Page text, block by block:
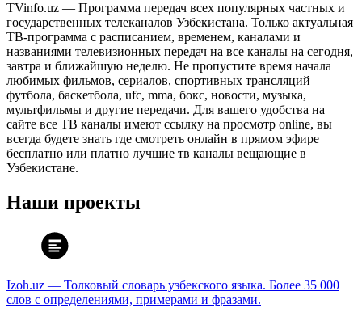
TVinfo.uz — Программа передач всех популярных частных и
государственных телеканалов Узбекистана. Только актуальная
ТВ-программа с расписанием, временем, каналами и
названиями телевизионных передач на все каналы на сегодня,
завтра и ближайшую неделю. Не пропустите время начала
любимых фильмов, сериалов, спортивных трансляций
футбола, баскетбола, ufc, mma, бокс, новости, музыка,
мультфильмы и другие передачи. Для вашего удобства на
сайте все ТВ каналы имеют ссылку на просмотр online, вы
всегда будете знать где смотреть онлайн в прямом эфире
бесплатно или платно лучшие тв каналы вещающие в
Узбекистане.
Наши проекты
Izoh.uz — Толковый словарь узбекского языка. Более 35 000
слов с определениями, примерами и фразами.